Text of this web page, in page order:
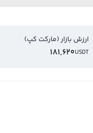
ارزش بازار (مارکت کپ)
USDT
181,620